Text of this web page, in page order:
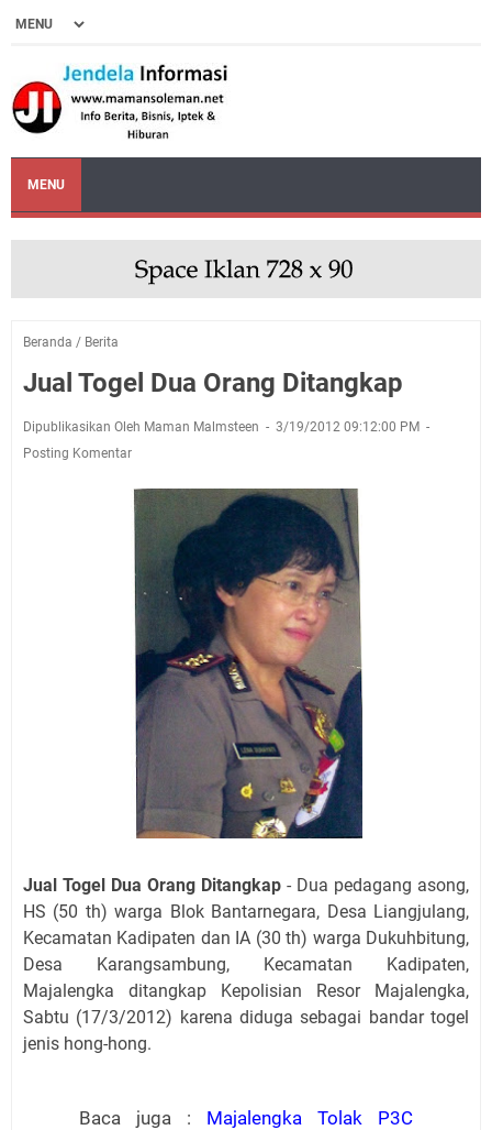
MENU
Beranda / Berita
Jual Togel Dua Orang Ditangkap
Dipublikasikan Oleh Maman Malmsteen
3/19/2012 09:12:00 PM
Posting Komentar
Jual Togel Dua Orang Ditangkap - Dua pedagang asong,
HS (50 th) warga Blok Bantarnegara, Desa Liangjulang,
Kecamatan Kadipaten dan IA (30 th) warga Dukuhbitung,
Desa Karangsambung, Kecamatan Kadipaten,
Majalengka ditangkap Kepolisian Resor Majalengka,
Sabtu (17/3/2012) karena diduga sebagai bandar togel
jenis hong-hong.
Baca juga : Majalengka Tolak P3C